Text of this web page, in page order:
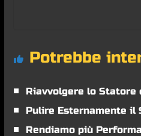
Potrebbe
Riavvolgere lo Statore
Pulire Esternamente il
Rendiamo più